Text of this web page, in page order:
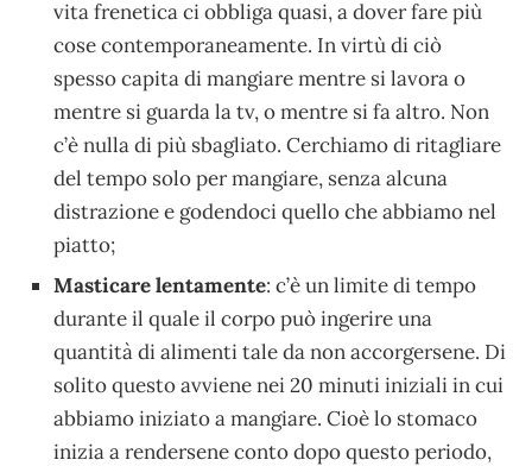
vita frenetica ci obbliga quasi, a dover fare più
cose contemporaneamente. In virtù di ciò
spesso capita di mangiare mentre si lavora o
mentre si guarda la tv, o mentre si fa altro. Non
c’è nulla di più sbagliato. Cerchiamo di ritagliare
del tempo solo per mangiare, senza alcuna
distrazione e godendoci quello che abbiamo nel
piatto;
Masticare lentamente: c’è un limite di tempo
durante il quale il corpo può ingerire una
quantità di alimenti tale da non accorgersene. Di
solito questo avviene nei 20 minuti iniziali in cui
abbiamo iniziato a mangiare. Cioè lo stomaco
inizia a rendersene conto dopo questo periodo,